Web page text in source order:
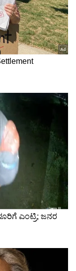
ಉಳಿದ ಚೆನ್ನಮ್ಮ,
ಕರ್ನಾಟಕದ 2